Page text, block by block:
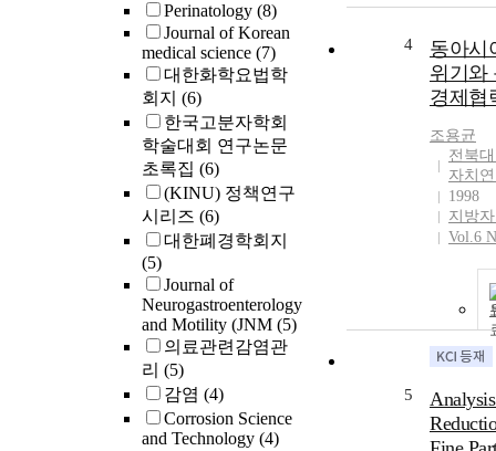
Perinatology (8)
Journal of Korean
medical science (7)
대한화학요법학
회지 (6)
한국고분자학회
학술대회 연구논문
초록집 (6)
(KINU) 정책연구
시리즈 (6)
대한폐경학회지
(5)
Journal of
Neurogastroenterology
and Motility (JNM (5)
의료관련감염관
리 (5)
감염 (4)
Corrosion Science
and Technology (4)
4
동아시
위기와
경제협
조용균
전북
자치
1998
지방
Vol.6
5